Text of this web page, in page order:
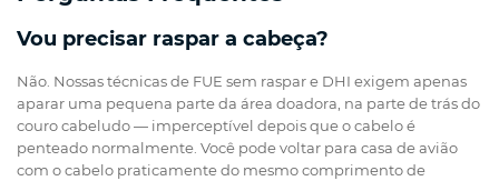
Vou precisar raspar a cabeça?
Não. Nossas técnicas de FUE sem raspar e DHI exigem apenas
aparar uma pequena parte da área doadora, na parte de trás do
couro cabeludo — imperceptível depois que o cabelo é
penteado normalmente. Você pode voltar para casa de avião
com o cabelo praticamente do mesmo comprimento de